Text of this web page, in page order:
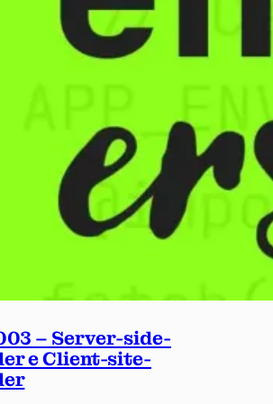
– Server-side-
e Client-site-